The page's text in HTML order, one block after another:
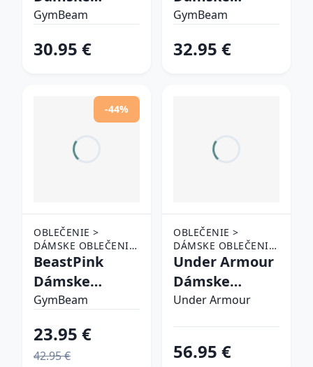
tepláky Aura
GymBeam
30.95 €
tepláky
Cherrybloom
GymBeam
32.95 €
-44%
OBLEČENIE >
DÁMSKE OBLEČENIE
> TEPLÁKY A
BeastPink
Dámske
tepláky
Olivine XSXS
GymBeam
23.95 €
42.95 €
OBLEČENIE >
DÁMSKE OBLEČENIE
> TEPLÁKY A
Under Armour
Dámske
tepláky UA
XSXS
Under Armour
56.95 €